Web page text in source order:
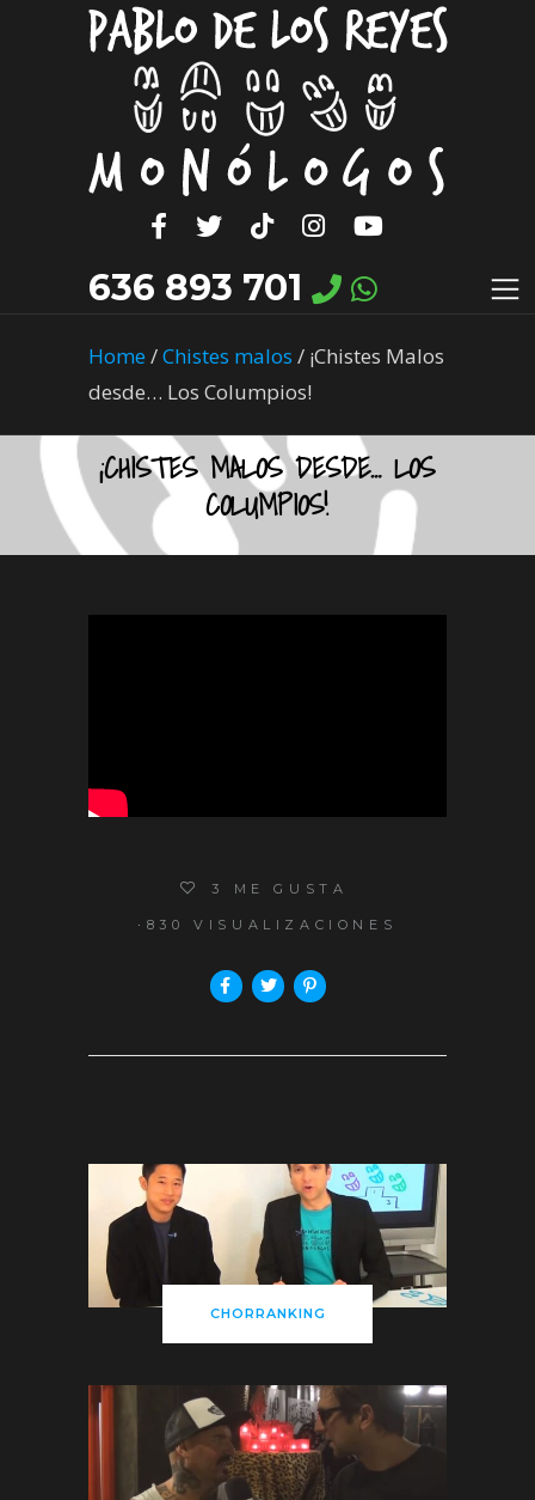
636 893 701
Home/Chistes malos / ¡Chistes Malos
desde… Los Columpios!
¡CHISTES MALOS DESDE… LOS
COLUMPIOS!
3 ME GUSTA
830 VISUALIZACIONES
CHORRANKING